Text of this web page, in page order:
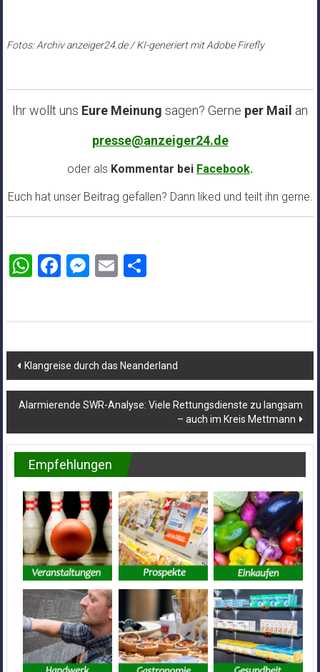
Fotos: Archiv anzeiger24.de / KI-generiert mit Adobe Firefly
Ihr wollt uns Eure Meinung sagen? Gerne per Mail an
presse@anzeiger24.de
oder als Kommentar bei Facebook.
Euch hat unser Beitrag gefallen? Dann liked und teilt ihn gerne.
WhatsApp
Facebook
Messenger
EmailTeilen
Beitragsnavigation
Klangreise durch das Neanderland
Alarmierende SWR-Analyse: Viele Rettungsdienste zu langsam
– auch im Kreis Mettmann
Empfehlungen